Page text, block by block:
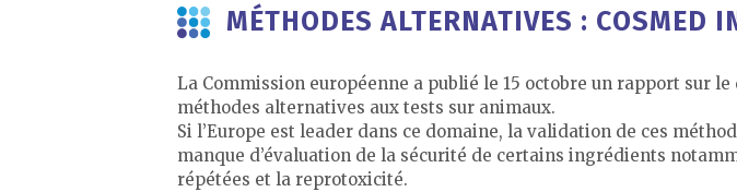
MÉTHODES ALTERNATIVES : COSMED
La Commission européenne a publié le 15 octobre un rapport sur
méthodes alternatives aux tests sur animaux.
Si l’Europe est leader dans ce domaine, la validation de ces
manque d’évaluation de la sécurité de certains ingrédients
répétées et la reprotoxicité.